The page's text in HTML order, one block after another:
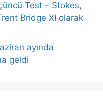
Test – Stokes,
Bridge XI olarak
ayında
geldi